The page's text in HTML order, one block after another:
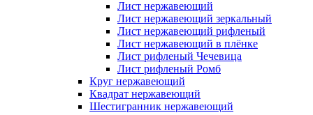
Лист нержавеющий
Лист нержавеющий зеркальный
Лист нержавеющий рифленый
Лист нержавеющий в плёнке
Лист рифленый Чечевица
Лист рифленый Ромб
Круг нержавеющий
Квадрат нержавеющий
Шестигранник нержавеющий